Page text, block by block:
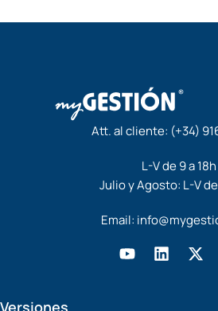
Att. al cliente: (+34)
L-V de 9 a 18h
Julio y Agosto: L-V de
Email:
Y L X